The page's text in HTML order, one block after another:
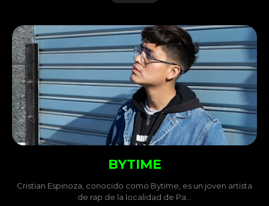
BYTIME
Cristian Espinoza, conocido como Bytime, es un joven artista
de rap de la localidad de Pa…